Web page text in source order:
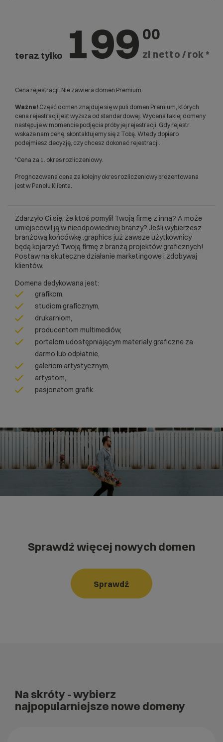
teraz tylko 199 00
zł netto / rok *
Cena rejestracji. Nie zawiera domen Premium.
Ważne! Część domen znajduje się w puli domen Premium, których
cena rejestracji jest wyższa od standardowej. Wycena takiej domeny
następuje w momencie podjęcia próby jej rejestracji. Gdy rejestr
wskaże nam cenę, skontaktujemy się z Tobą. Wtedy dopiero
podejmiesz decyzję, czy chcesz dokonać rejestracji.
*Cena za 1. okres rozliczeniowy.
Prognozowana cena za kolejny okres rozliczeniowy prezentowana
jest w Panelu Klienta.
Zdarzyło Ci się, że ktoś pomylił Twoją firmę z inną? A może
umiejscowił ją w nieodpowiedniej branży? Jeśli wybierzesz
branżową końcówkę .graphics już zawsze użytkownicy
będą kojarzyć Twoją firmę z branżą projektów graficznych!
Postaw na skuteczne działanie marketingowe i zdobywaj
klientów.
Domena dedykowana jest:
grafikom,
studiom graficznym,
drukarniom,
producentom multimediów,
portalom udostępniającym materiały graficzne za
darmo lub odpłatnie,
galeriom artystycznym,
artystom,
pasjonatom grafik.
Sprawdź więcej nowych domen
Sprawdź
Na skróty - wybierz
najpopularniejsze nowe domeny